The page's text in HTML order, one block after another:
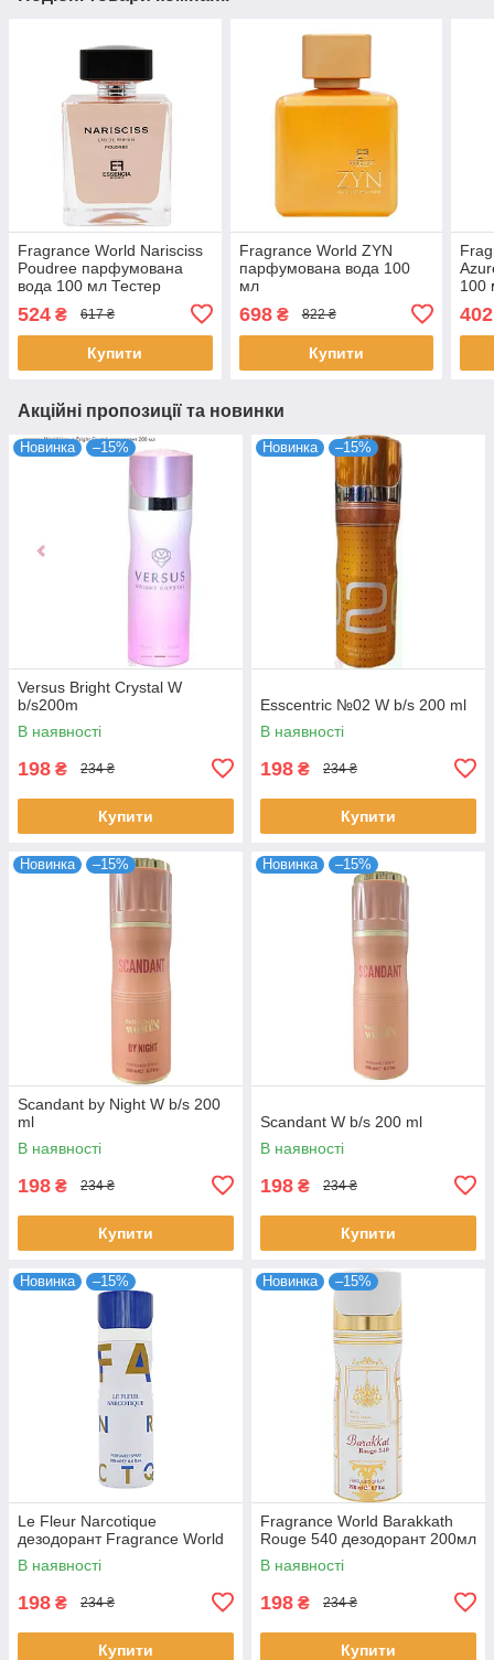
Fragrance World Narisciss
Poudree парфумована
вода 100 мл Тестер
524 ₴ 617 ₴
Купити
Fragrance World ZYN
парфумована вода 100
мл
698₴ 822 ₴
Купити
100
402
Акційні пропозиції та новинки
Новинка –15%
Versus Bright Crystal W
b/s200m
В наявності
198 ₴ 234 ₴
Купити
Новинка –15%
Esscentric №02 W b/s 200 ml
В наявності
198 ₴ 234 ₴
Купити
Новинка –15%
Scandant by Night W b/s 200
ml
В наявності
198 ₴ 234 ₴
Купити
Новинка –15%
Scandant W b/s 200 ml
В наявності
198 ₴ 234 ₴
Купити
Новинка –15%
Le Fleur Narcotique
дезодорант Fragrance World
В наявності
198 ₴ 234 ₴
Купити
Новинка –15%
Fragrance World Barakkath
Rouge 540 дезодорант 200мл
В наявності
198 ₴ 234 ₴
Купити